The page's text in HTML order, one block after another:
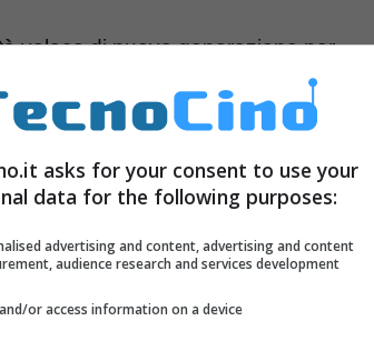
veloce di nuova generazione per
in condizione di segnale
operativo Android 4.1.2 Jelly Bean
9.3 mm, schermo touchscreen
540 x 960 pixel per 256ppi e la
da 1.2GHz con 1GB di Ram, la
unafotocamerada 5 megapixel sul
,NFCeBluetooth. Ecco la
asks for your consent to use your
data for the following purposes:
advertising and content, advertising and content
audience research and services development
or access information on a device